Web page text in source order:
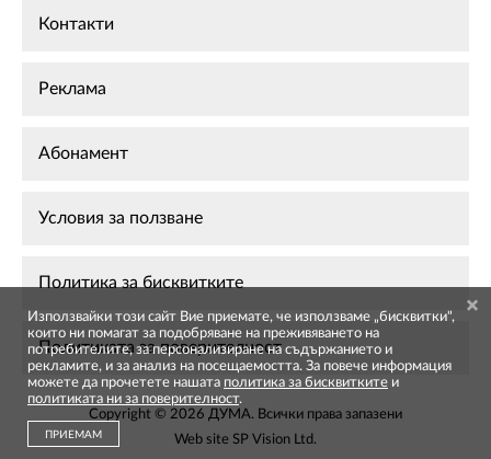
Контакти
Реклама
Абонамент
Условия за ползване
Политика за бисквитките
Политиката за поверителност
Copyright © 2026 ДУМА. Всички права запазени
Web site SP Vision Ltd .
Използвайки този сайт Вие приемате, че използваме „бисквитки",
които ни помагат за подобряване на преживяването на
потребителите, за персонализиране на съдържанието и
рекламите, и за анализ на посещаемостта. За повече информация
можете да прочетете нашата политика за бисквитките и
политиката ни за поверителност.
ПРИЕМАМ